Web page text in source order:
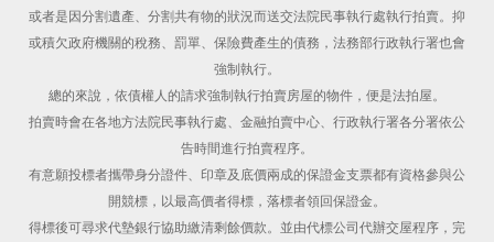
或者是因分割遺產、分割共有物的狀況而送交法院民事執行處執行拍賣。抑
或積欠政府機關的稅務、罰單、保險費產生的債務，法務部行政執行署也會
強制執行。
總的來說，依債權人的請求強制執行拍賣房屋的物件，便是法拍屋。
拍賣時會在各地方法院民事執行處、金融拍賣中心、行政執行署各分署依公
告時間進行拍賣程序。
有意願投標者攜帶身分證件、印章及底價兩成的保證金支票都有資格參與公
開競標，以最高價者得標，落標者領回保證金。
得標後可尋求代墊銀行協助繳清剩餘價款。並由代標公司代辦交屋程序，完